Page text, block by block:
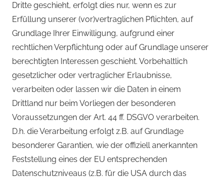
Dritte geschieht, erfolgt dies nur, wenn es zur
Erfüllung unserer (vor)vertraglichen Pflichten, auf
Grundlage Ihrer Einwilligung, aufgrund einer
rechtlichen Verpflichtung oder auf Grundlage unserer
berechtigten Interessen geschieht. Vorbehaltlich
gesetzlicher oder vertraglicher Erlaubnisse,
verarbeiten oder lassen wir die Daten in einem
Drittland nur beim Vorliegen der besonderen
Voraussetzungen der Art. 44 ff. DSGVO verarbeiten.
D.h. die Verarbeitung erfolgt z.B. auf Grundlage
besonderer Garantien, wie der offiziell anerkannten
Feststellung eines der EU entsprechenden
Datenschutzniveaus (z.B. für die USA durch das